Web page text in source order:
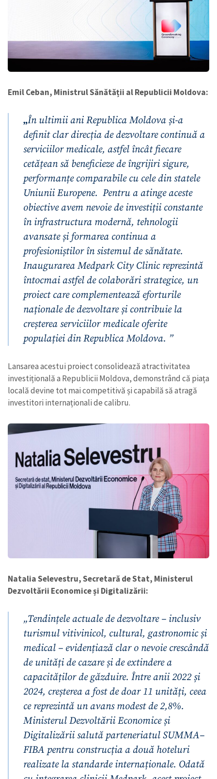
Emil Ceban, Ministrul Sănătății al Republicii Moldova:
„În ultimii ani Republica Moldova și-a
definit clar direcția de dezvoltare continuă a
serviciilor medicale, astfel încât fiecare
cetățean să beneficieze de îngrijiri sigure,
performanțe comparabile cu cele din statele
Uniunii Europene. Pentru a atinge aceste
obiective avem nevoie de investiții constante
în infrastructura modernă, tehnologii
avansate și formarea continua a
profesioniștilor în sistemul de sănătate.
Inaugurarea Medpark City Clinic reprezintă
întocmai astfel de colaborări strategice, un
proiect care complementează eforturile
naționale de dezvoltare și contribuie la
creșterea serviciilor medicale oferite
populației din Republica Moldova. ”
Lansarea acestui proiect consolidează atractivitatea
investițională a Republicii Moldova, demonstrând că piața
locală devine tot mai competitivă și capabilă să atragă
investitori internaționali de calibru.
Natalia Selevestru, Secretară de Stat, Ministerul
Dezvoltării Economice și Digitalizării:
„Tendințele actuale de dezvoltare – inclusiv
turismul vitivinicol, cultural, gastronomic și
medical – evidențiază clar o nevoie crescândă
de unități de cazare și de extindere a
capacităților de găzduire. Între anii 2022 și
2024, creșterea a fost de doar 11 unități, ceea
ce reprezintă un avans modest de 2,8%.
Ministerul Dezvoltării Economice și
Digitalizării salută parteneriatul SUMMA–
FIBA pentru construcția a două hoteluri
realizate la standarde internaționale. Odată
ȘTIREA MEA
Titlu știre
+ Adaugă titlu
Fotografie
+ Încarcă imagine
Link media
+ Link media
Mesajul știrei
+ Mesajul știrei